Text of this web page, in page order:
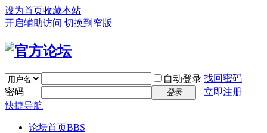
设为首页收藏本站
开启辅助访问 切换到窄版
自动登录 找回密码
密码
登录
立即注册
快捷导航
论坛首页BBS